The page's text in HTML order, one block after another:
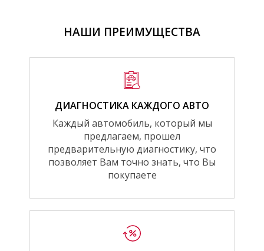
НАШИ ПРЕИМУЩЕСТВА
ДИАГНОСТИКА КАЖДОГО АВТО
Каждый автомобиль, который мы
предлагаем, прошел
предварительную диагностику, что
позволяет Вам точно знать, что Вы
покупаете